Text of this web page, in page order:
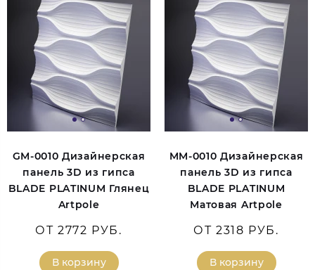
GM-0010 Дизайнерская
панель 3D из гипса
BLADE PLATINUM Глянец
Artpole
ОТ 2772 РУБ.
В корзину
MM-0010 Дизайнерская
панель 3D из гипса
BLADE PLATINUM
Матовая Artpole
ОТ 2318 РУБ.
В корзину